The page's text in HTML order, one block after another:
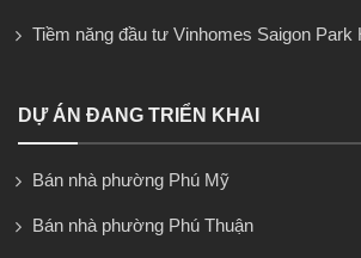
Tiềm năng đầu tư Vinhomes Saigon Park
DỰ ÁN ĐANG TRIỂN KHAI
Bán nhà phường Phú Mỹ
Bán nhà phường Phú Thuận